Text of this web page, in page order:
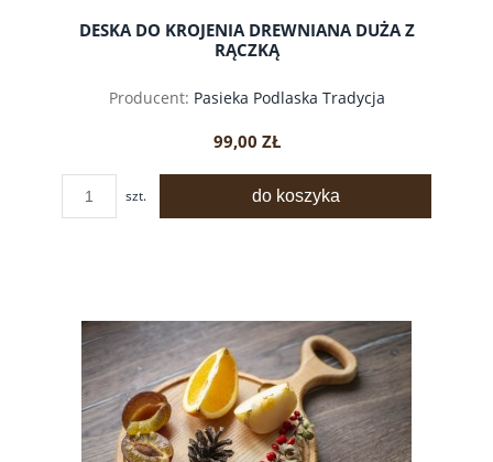
DESKA DO KROJENIA DREWNIANA DUŻA Z
RĄCZKĄ
Producent: Pasieka Podlaska Tradycja
99,00 ZŁ
szt. do koszyka